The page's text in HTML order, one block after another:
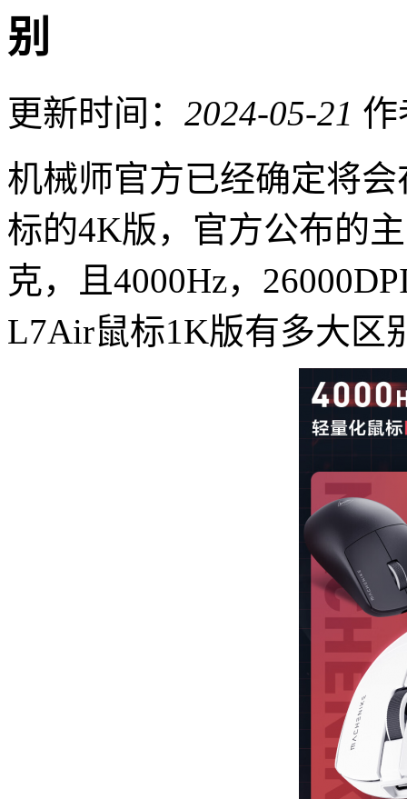
别
更新时间： 2024-05-21 作
机械师官方已经确定将
标的4K版，官方公布的
克，且4000Hz，
L7Air鼠标1K版有多大区